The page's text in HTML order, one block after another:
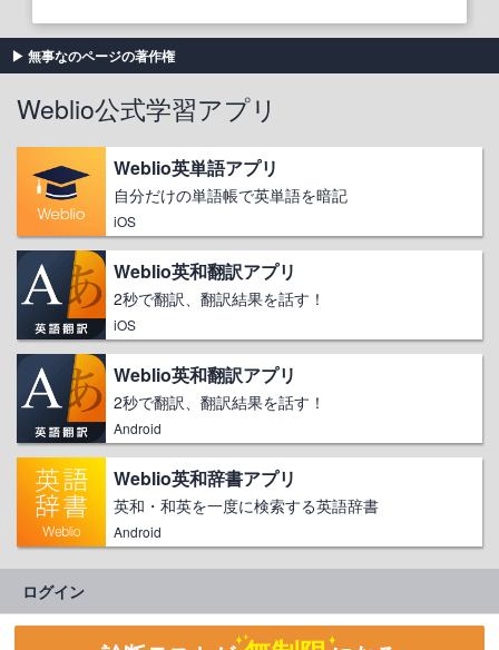
無事なのページの著作権
Weblio公式学習アプリ
Weblio英単語アプリ
自分だけの単語帳で英単語を暗記
iOS
Weblio英和翻訳アプリ
2秒で翻訳、翻訳結果を話す！
iOS
Weblio英和翻訳アプリ
2秒で翻訳、翻訳結果を話す！
Android
Weblio英和辞書アプリ
英和・和英を一度に検索する英語辞書
Android
ログイン